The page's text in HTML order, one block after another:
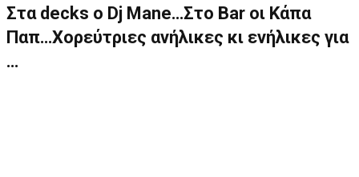
Στα decks o Dj Mane…Στο Bar οι Κάπα
Παπ…Χορεύτριες ανήλικες κι ενήλικες για
…